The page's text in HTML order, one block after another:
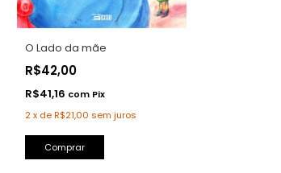
O Lado da mãe
R$42,00
R$41,16 com Pix
2x deR$21,00 sem juros
Comprar